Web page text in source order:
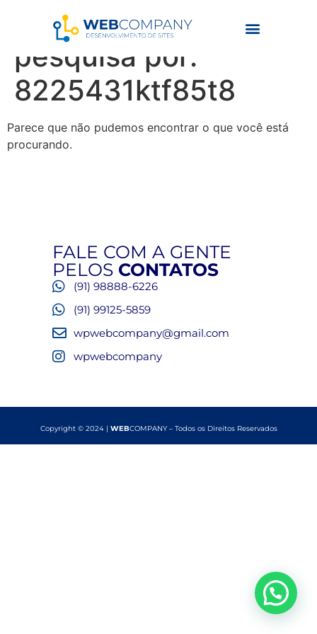
Resultados da
pesquisa por:
8225431ktf85t8
Parece que não pudemos encontrar o que você está
procurando.
FALE COM A GENTE
PELOS CONTATOS
(91) 98888-6226
(91) 99125-5859
wpwebcompany@gmail.com
wpwebcompany
Copyright © 2024 | WEBCOMPANY – Todos os Direitos Reservados